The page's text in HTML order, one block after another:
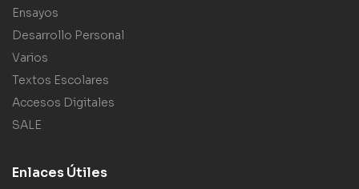
Ensayos
Desarrollo Personal
Varios
Textos Escolares
Accesos Digitales
SALE
Enlaces Útiles